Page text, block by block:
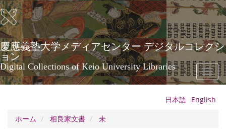
メ
イ
ン
コ
ン
テ
ン
ツ
に
慶應義塾大学メディアセンター デジタルコレクシ
ョン
Digital Collections of Keio University Libraries
Toggle
日本語 English
ホーム
相良家文書 未